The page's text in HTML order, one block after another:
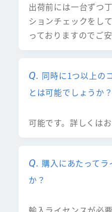
出荷前には一台ずつ
ションチェックをし
っておりますのでご
同時に1つ以上の
とは可能でしょうか？
可能です。詳しくは
購入にあたって
か？